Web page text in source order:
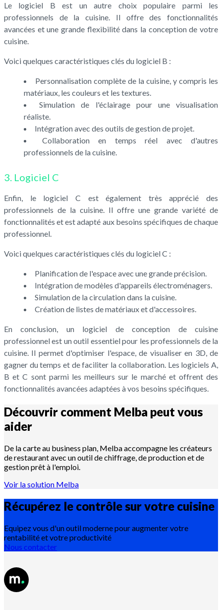
Le logiciel B est un autre choix populaire parmi les
professionnels de la cuisine. Il offre des fonctionnalités
avancées et une grande flexibilité dans la conception de votre
cuisine.
Voici quelques caractéristiques clés du logiciel B :
Personnalisation complète de la cuisine, y compris les
matériaux, les couleurs et les textures.
Simulation de l'éclairage pour une visualisation
réaliste.
Intégration avec des outils de gestion de projet.
Collaboration en temps réel avec d'autres
professionnels de la cuisine.
3. Logiciel C
Enfin, le logiciel C est également très apprécié des
professionnels de la cuisine. Il offre une grande variété de
fonctionnalités et est adapté aux besoins spécifiques de chaque
professionnel.
Voici quelques caractéristiques clés du logiciel C :
Planification de l'espace avec une grande précision.
Intégration de modèles d'appareils électroménagers.
Simulation de la circulation dans la cuisine.
Création de listes de matériaux et d'accessoires.
En conclusion, un logiciel de conception de cuisine
professionnel est un outil essentiel pour les professionnels de la
cuisine. Il permet d'optimiser l'espace, de visualiser en 3D, de
gagner du temps et de faciliter la collaboration. Les logiciels A,
B et C sont parmi les meilleurs sur le marché et offrent des
fonctionnalités avancées adaptées à vos besoins spécifiques.
Découvrir comment Melba peut vous
aider
De la carte au business plan, Melba accompagne les créateurs
de restaurant avec un outil de chiffrage, de production et de
gestion prêt à l'emploi.
Voir la solution Melba
Récupérez le contrôle sur votre cuisine
Equipez vous d'un outil moderne pour augmenter votre
rentabilité et votre productivité
Nous contacter